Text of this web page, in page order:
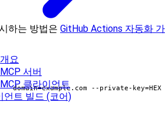
개요
MCP 서버
MCP 클라이언트
언트 빌드 (코어)
하는 방법은 GitHub Actions 자동화 가
--domain=example.com --private-key=